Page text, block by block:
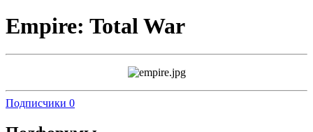
Empire: Total War
Подписчики 0